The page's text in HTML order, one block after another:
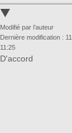
Modifié par l’auteur
Dernière modification :
11:25
D'accord